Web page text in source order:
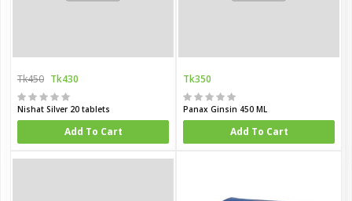
Tk450 Tk430
Nishat Silver 20 tablets
Add To Cart
Tk350
Panax Ginsin 450 ML
Add To Cart